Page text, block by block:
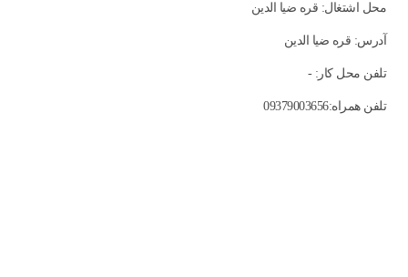
محل اشتغال: قره ضیا الدین
آدرس: قره ضیا الدین
تلفن محل کار: -
تلفن همراه:09379003656